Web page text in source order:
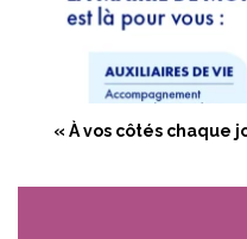
« À vos côtés chaque